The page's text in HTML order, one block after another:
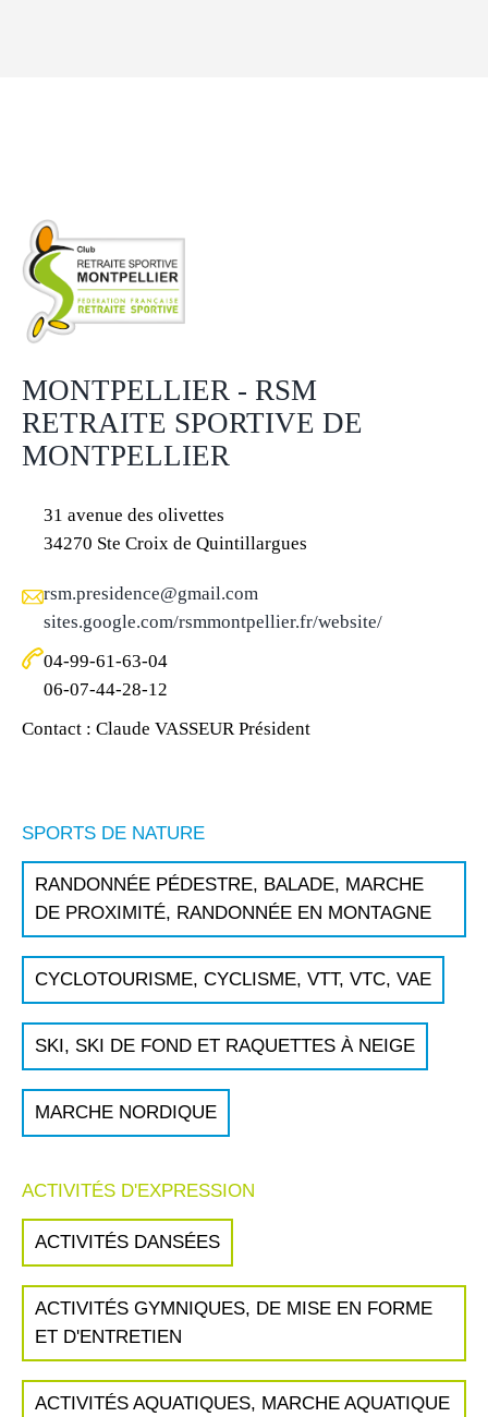
MONTPELLIER - RSM
RETRAITE SPORTIVE DE
MONTPELLIER
31 avenue des olivettes
34270 Ste Croix de Quintillargues
rsm.presidence@gmail.com
sites.google.com/rsmmontpellier.fr/website/
04-99-61-63-04
06-07-44-28-12
Contact : Claude VASSEUR Président
SPORTS DE NATURE
RANDONNÉE PÉDESTRE, BALADE, MARCHE
DE PROXIMITÉ, RANDONNÉE EN MONTAGNE
CYCLOTOURISME, CYCLISME, VTT, VTC, VAE
SKI, SKI DE FOND ET RAQUETTES À NEIGE
MARCHE NORDIQUE
ACTIVITÉS D'EXPRESSION
ACTIVITÉS DANSÉES
ACTIVITÉS GYMNIQUES, DE MISE EN FORME
ET D'ENTRETIEN
ACTIVITÉS AQUATIQUES, MARCHE AQUATIQUE